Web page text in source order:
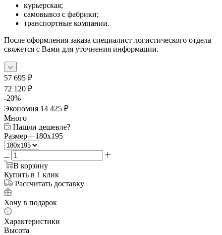
курьерская;
самовывоз с фабрики;
транспортные компании.
После оформления заказа специалист логистического отдела
свяжется с Вами для уточнения информации.
57 695 ₽
72 120 ₽
-20%
Экономия 14 425 ₽
Много
Нашли дешевле?
Размер—180x195
В корзину
Купить в 1 клик
Рассчитать доставку
Хочу в подарок
Характеристики
Высота